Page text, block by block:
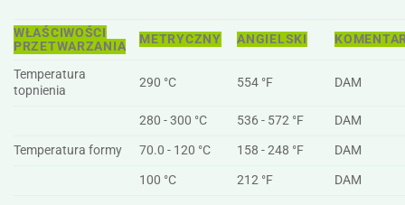
WŁAŚCIWOŚCI
PRZETWARZANIA
METRYCZNY ANGIELSKI
Temperatura
topnienia
290 °C 554 °F DAM
280 - 300 °C 536 - 572 °F
DAM
Temperatura formy
70.0 - 120 °C 158 - 248 °F
DAM
100 °C
212 °F
DAM